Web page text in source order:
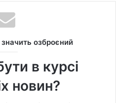
s
i
e
озброєний
в курсі
новин?